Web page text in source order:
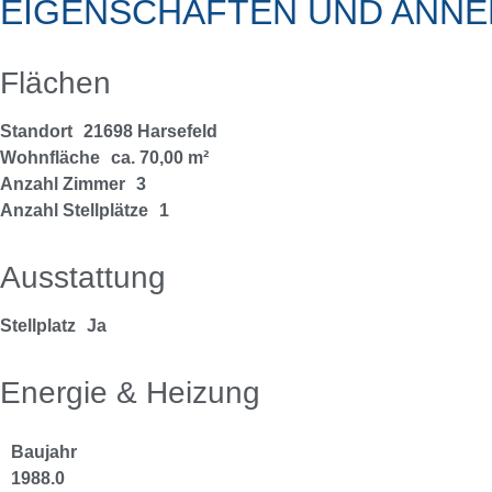
EIGENSCHAFTEN UND
Flächen
Standort 21698 Harsefeld
Wohnfläche ca. 70,00 m²
Anzahl Zimmer 3
Anzahl Stellplätze
1
Ausstattung
Stellplatz Ja
Energie & Heizung
Baujahr
1988.0